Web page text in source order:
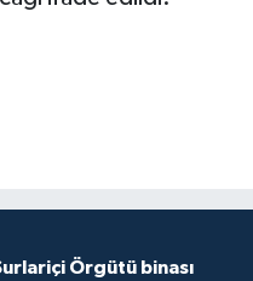
Örgütü binası